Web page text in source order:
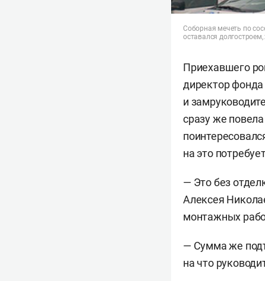
Соборная мечеть по
оставался
Приехавшего
директор
и
сразу же
на это
— Это без
Алексея
монтажных
— Сумма же
на что